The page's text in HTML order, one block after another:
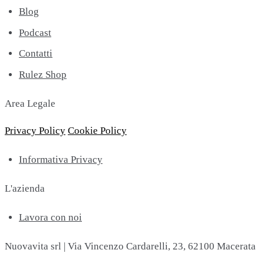
Blog
Podcast
Contatti
Rulez Shop
Area Legale
Privacy Policy Cookie Policy
Informativa Privacy
L'azienda
Lavora con noi
Nuovavita srl | Via Vincenzo Cardarelli, 23, 62100 Macerata